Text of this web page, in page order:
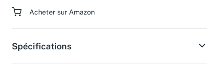
Spécifications